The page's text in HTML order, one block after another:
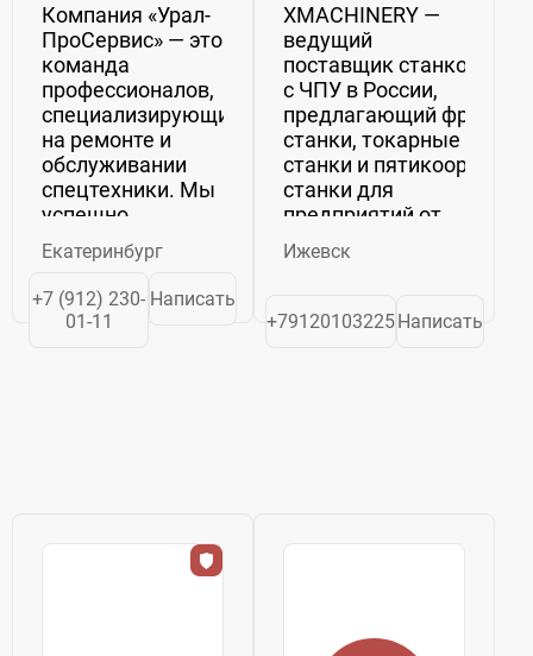
Компания «Урал-
ПроСервис» — это
команда
профессионалов,
специализирующихся
на ремонте и
обслуживании
спецтехники. Мы
успешно
работаем с
машинами как
отечественного,
так и
Екатеринбург
+7 (912) 230-
01-11
Написать
XMACHINERY —
ведущий
поставщик станков
с ЧПУ в России,
предлагающий
станки, токарные
станки и
станки для
предприятий от
машиностроения
до
отрасли. Мы
Ижевск
+79120103225Написать